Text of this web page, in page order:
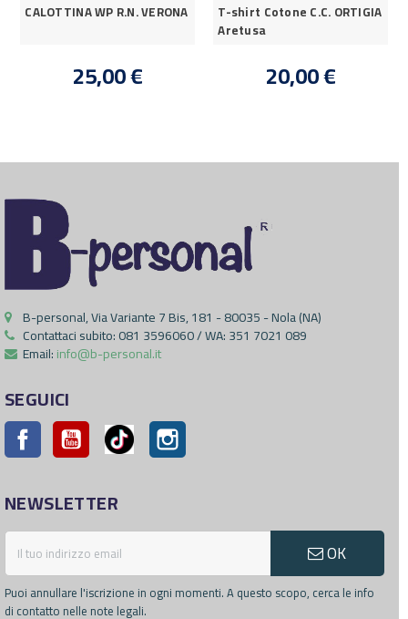
CALOTTINA WP R.N. VERONA
25,00 €
T-shirt Cotone C.C. ORTIGIA
Aretusa
20,00 €
B-personal, Via Variante 7 Bis, 181 - 80035 - Nola (NA)
Contattaci subito:081 3596060 / WA: 351 7021 089
Email:info@b-personal.it
SEGUICI
Facebook YouTube Pinterest
NEWSLETTER
OK
Puoi annullare l'iscrizione in ogni momenti. A questo scopo, cerca le info
di contatto nelle note legali.